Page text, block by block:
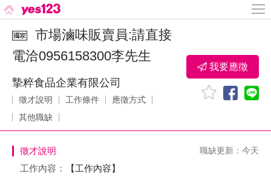
市場滷味販賣員:請直接
電洽0956158300李先生
摯粹食品企業有限公司
徵才說明 工作條件
應徵方式
其他職缺
我要應徵
徵才說明 職缺更新：今天
工作內容： 【工作內容】